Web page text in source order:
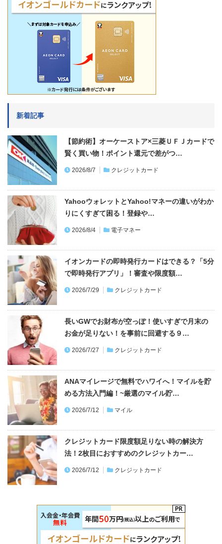
新着記事
【節約術】オーケーストア×三菱ＵＦＪカードで
賢く買い物！ポイント還元で差がつ…
2026/8/7 クレジットカード
YahooウォレットとYahoo!マネーの違いがわか
りにくすぎて困る！登録や…
2026/8/4 電子マネー
イオンカードの即時発行カードはできる？「5分
で即時発行アプリ」！審査や限度額…
2026/7/29 クレジットカード
長いGWでお財布が空っぽ！使いすぎで月末の
お金が足りない！を事前に回避する９…
2026/7/27 クレジットカード
ANAマイレージで無料でハワイへ！マイルを貯
める方法入門編！~厳選のマイル貯…
2026/7/12 マイル
クレジットカード限度額足りない時の解決方
法！2枚目におすすめのクレジットカー…
2026/7/12 クレジットカード